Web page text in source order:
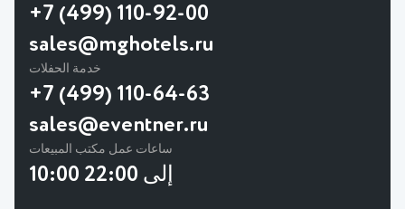
+7 (499) 110-92-00
sales@mghotels.ru
خدمة الحفلات
+7 (499) 110-64-63
sales@eventner.ru
ساعات عمل مكتب المبيعات
10:00 إلى 22:00